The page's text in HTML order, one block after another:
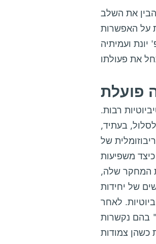
את השלב
על האפשרות
ועמיתיה
פועלת
רבות.
בעתיד,
של
משפיעות
המחקר שלה,
של יחידות
לאחר
בהם נקשרות
כשהן צמודות